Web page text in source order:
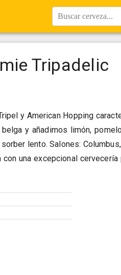
Buscar cerveza...
Tripadelic
y American Hopping
y añadimos limón,
lento. Salones:
una excepcional